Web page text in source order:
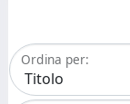
Ordina per: